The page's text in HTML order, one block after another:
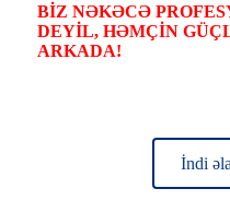
BİZ NƏKƏCƏ
DEYİL, HƏMÇİN
ARKADA!
İndi